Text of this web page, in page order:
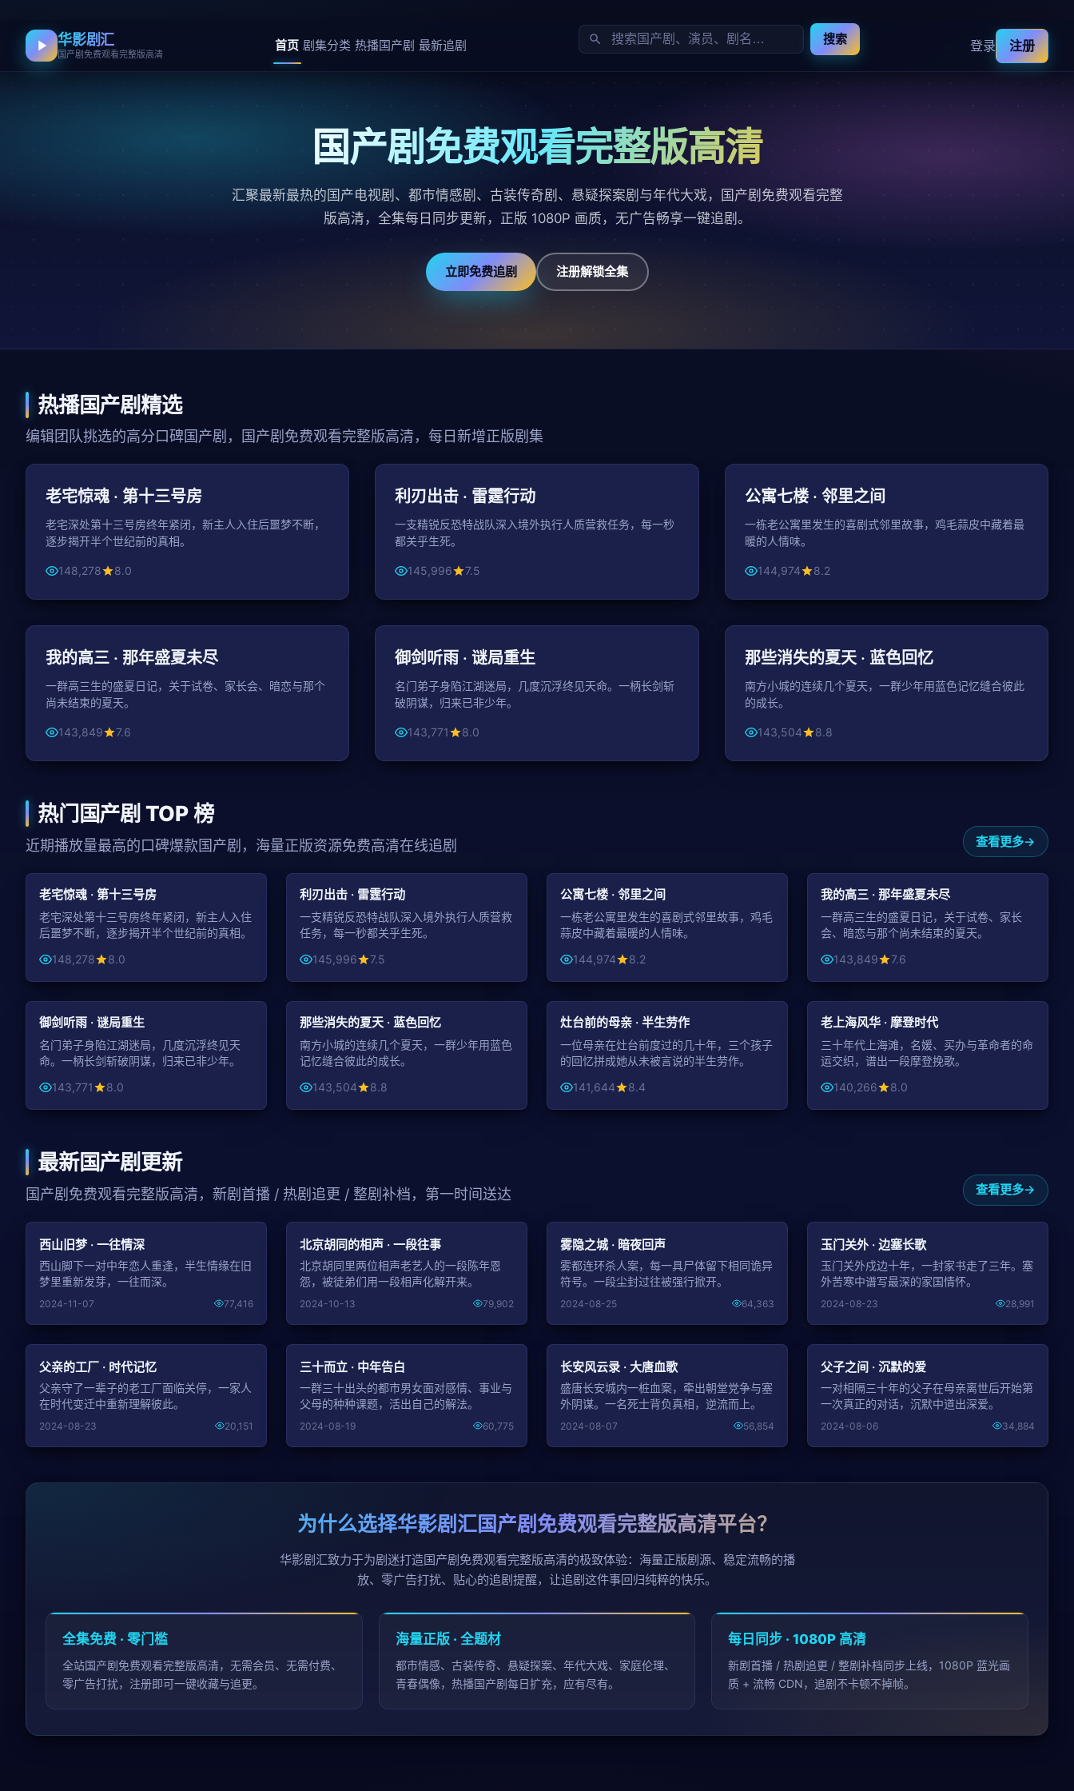
华影剧汇
国产剧免费观看完整版高清
首页 剧集分类 热播国产剧 最新追剧 搜索 登录 注册
国产剧免费观看完整版高清
汇聚最新最热的国产电视剧、都市情感剧、古装传奇剧、悬疑探案剧与年代大戏，国产剧免费观看完整
版高清，全集每日同步更新，正版 1080P 画质，无广告畅享一键追剧。
立即免费追剧 注册解锁全集
热播国产剧精选
编辑团队挑选的高分口碑国产剧，国产剧免费观看完整版高清，每日新增正版剧集
悬疑
106分钟
老宅惊魂 · 第十三号房
老宅深处第十三号房终年紧闭，新主人入住后噩梦不断，
逐步揭开半个世纪前的真相。
148,278 8.0
动作
利刃出击 · 雷霆行动
一支精锐反恐特战队深入境外执行人质营救任务，每一秒
都关乎生死。
145,996 7.5
都市
公寓七楼 · 邻里之间
一栋老公寓里发生的喜剧式邻里故事，鸡毛蒜皮中藏着最
暖的人情味。
144,974 8.2
青春
49分钟 / 集
我的高三 · 那年盛夏未尽
一群高三生的盛夏日记，关于试卷、家长会、暗恋与那个
尚未结束的夏天。
143,849 7.6
古装
43分钟 / 集
御剑听雨 · 谜局重生
名门弟子身陷江湖迷局，几度沉浮终见天命。一柄长剑斩
破阴谋，归来已非少年。
143,771 8.0
青春
111分钟
那些消失的夏天 · 蓝色回忆
南方小城的连续几个夏天，一群少年用蓝色记忆缝合彼此
的成长。
143,504 8.8
热门国产剧 TOP 榜
近期播放量最高的口碑爆款国产剧，海量正版资源免费高清在线追剧 查看更多
悬疑
老宅惊魂 · 第十三号房
老宅深处第十三号房终年紧闭，新主人入住
后噩梦不断，逐步揭开半个世纪前的真相。
148,278
8.0
动作
利刃出击 · 雷霆行动
一支精锐反恐特战队深入境外执行人质营救
任务，每一秒都关乎生死。
145,996
7.5
都市
公寓七楼 · 邻里之间
一栋老公寓里发生的喜剧式邻里故事，鸡毛
蒜皮中藏着最暖的人情味。
144,974
8.2
青春
49:16
我的高三 · 那年盛夏未尽
一群高三生的盛夏日记，关于试卷、家长
会、暗恋与那个尚未结束的夏天。
143,849
7.6
古装
43:25
御剑听雨 · 谜局重生
名门弟子身陷江湖迷局，几度沉浮终见天
命。一柄长剑斩破阴谋，归来已非少年。
143,771
8.0
青春
99:08
那些消失的夏天 · 蓝色回忆
南方小城的连续几个夏天，一群少年用蓝色
记忆缝合彼此的成长。
143,504
8.8
家庭
99:49
灶台前的母亲 · 半生劳作
一位母亲在灶台前度过的几十年，三个孩子
的回忆拼成她从未被言说的半生劳作。
141,644
8.4
年代
48:44
老上海风华 · 摩登时代
三十年代上海滩，名媛、买办与革命者的命
运交织，谱出一段摩登挽歌。
140,266
8.0
最新国产剧更新
国产剧免费观看完整版高清，新剧首播 / 热剧追更 / 整剧补档，第一时间送达 查看更多
西山旧梦 · 一往情深
西山脚下一对中年恋人重逢，半生情缘在旧
梦里重新发芽，一往而深。
2024-11-07 77,416
北京胡同的相声 · 一段往事
北京胡同里两位相声老艺人的一段陈年恩
怨，被徒弟们用一段相声化解开来。
2024-10-13 79,902
雾隐之城 · 暗夜回声
雾都连环杀人案，每一具尸体留下相同诡异
符号。一段尘封过往被强行掀开。
2024-08-25 64,363
玉门关外 · 边塞长歌
玉门关外戍边十年，一封家书走了三年。塞
外苦寒中谱写最深的家国情怀。
2024-08-23 28,991
父亲的工厂 · 时代记忆
父亲守了一辈子的老工厂面临关停，一家人
在时代变迁中重新理解彼此。
2024-08-23 20,151
三十而立 · 中年告白
一群三十出头的都市男女面对感情、事业与
父母的种种课题，活出自己的解法。
2024-08-19 60,775
长安风云录 · 大唐血歌
盛唐长安城内一桩血案，牵出朝堂党争与塞
外阴谋。一名死士背负真相，逆流而上。
2024-08-07 56,854
父子之间 · 沉默的爱
一对相隔三十年的父子在母亲离世后开始第
一次真正的对话，沉默中道出深爱。
2024-08-06 34,884
为什么选择华影剧汇国产剧免费观看完整版高清平台？
华影剧汇致力于为剧迷打造国产剧免费观看完整版高清的极致体验：海量正版剧源、稳定流畅的播
放、零广告打扰、贴心的追剧提醒，让追剧这件事回归纯粹的快乐。
全集免费 · 零门槛
全站国产剧免费观看完整版高清，无需会员、无需付费、
零广告打扰，注册即可一键收藏与追更。
海量正版 · 全题材
都市情感、古装传奇、悬疑探案、年代大戏、家庭伦理、
青春偶像，热播国产剧每日扩充，应有尽有。
每日同步 · 1080P 高清
新剧首播 / 热剧追更 / 整剧补档同步上线，1080P 蓝光画
质 + 流畅 CDN，追剧不卡顿不掉帧。